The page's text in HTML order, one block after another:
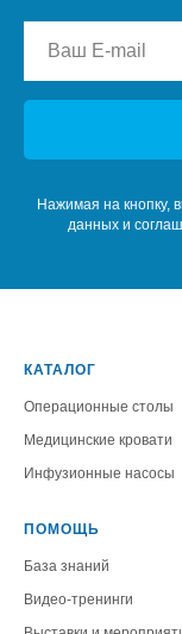
Нажимая на кнопку,
данных и
КАТАЛОГ
Операционные столы
Медицинские кровати
Инфузионные насосы
ПОМОЩЬ
База знаний
Видео-тренинги